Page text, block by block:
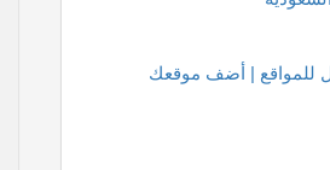
للمواقع | أضف موقعك